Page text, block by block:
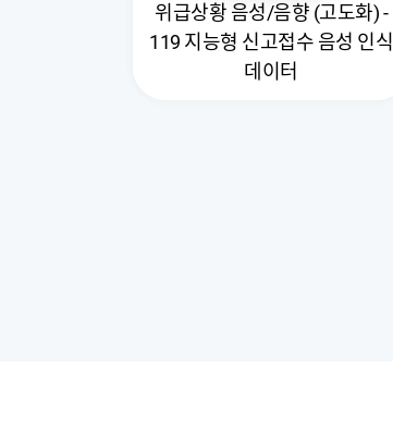
위급상황 음성/음향 (고도화) -
119 지능형 신고접수 음성 인식
데이터